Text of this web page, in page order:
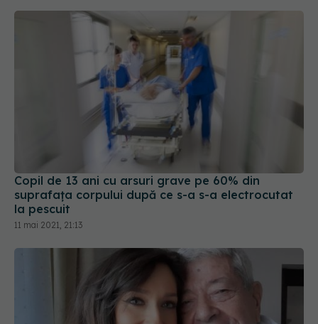
Copil de 13 ani cu arsuri grave pe 60% din
suprafața corpului după ce s-a s-a electrocutat
la pescuit
11 mai 2021, 21:13